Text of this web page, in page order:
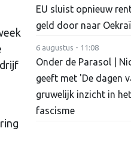
EU sluist opnieuw
geld door naar
6 augustus - 11:08
Onder de Parasol |
geeft met 'De dagen
gruwelijk inzicht in
fascisme